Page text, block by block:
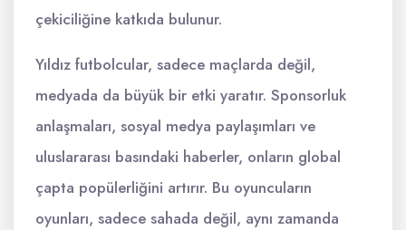
çekiciliğine katkıda bulunur.
Yıldız futbolcular, sadece maçlarda değil,
medyada da büyük bir etki yaratır. Sponsorluk
anlaşmaları, sosyal medya paylaşımları ve
uluslararası basındaki haberler, onların global
çapta popülerliğini artırır. Bu oyuncuların
oyunları, sadece sahada değil, aynı zamanda